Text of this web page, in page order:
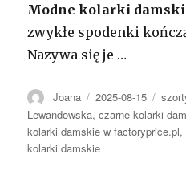
Modne kolarki
zwykłe spodenki
Nazywa się je …
Autor
Joana Opublikowano
2025-08-15
Lewandowska,czarne kolarki
kolarki damskie w factoryprice.pl,
kolarki damskie